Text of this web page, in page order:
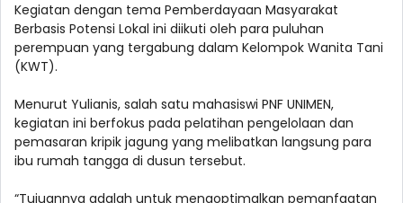
Kegiatan dengan tema Pemberdayaan Masyarakat
Berbasis Potensi Lokal ini diikuti oleh para puluhan
perempuan yang tergabung dalam Kelompok Wanita Tani
(KWT).
Menurut Yulianis, salah satu mahasiswi PNF UNIMEN,
kegiatan ini berfokus pada pelatihan pengelolaan dan
pemasaran kripik jagung yang melibatkan langsung para
ibu rumah tangga di dusun tersebut.
“Tujuannya adalah untuk mengoptimalkan pemanfaatan